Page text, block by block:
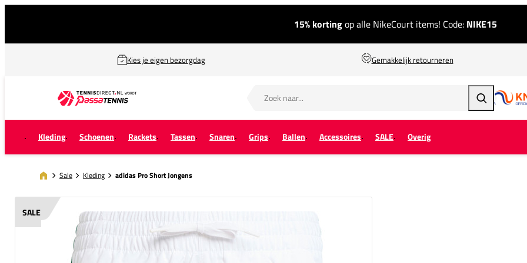
15% kortingop alle NikeCourt items! Code: NIKE15
Kies je eigen bezorgdag Gemakkelijk retourneren
Zoeken
Kleding Schoenen Rackets Tassen Snaren Grips Ballen Accessoires SALE Overig
Sale Kleding adidas Pro Short Jongens
SALE